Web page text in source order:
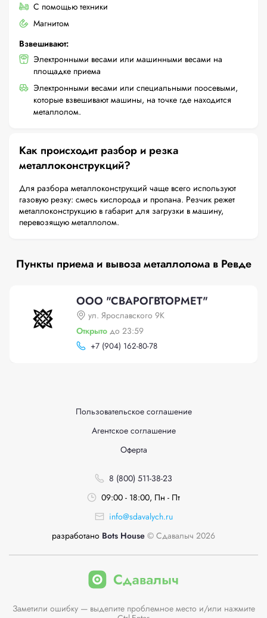
С помощью техники
Магнитом
Взвешивают:
Электронными весами или машинными весами на
площадке приема
Электронными весами или специальными поосевыми,
которые взвешивают машины, на точке где находится
металлолом.
Как происходит разбор и резка
металлоконструкций?
Для разбора металлоконструкций чаще всего используют
газовую резку: смесь кислорода и пропана. Резчик режет
металлоконструкцию в габарит для загрузки в машину,
перевозящую металлолом.
Пункты приема и вывоза металлолома в Ревде
ООО "СВАРОГВТОРМЕТ"
ул. Ярославского 9К
Открыто до 23:59
+7 (904) 162-80-78
Пользовательское соглашение
Агентское соглашение
Оферта
8 (800) 511-38-23
09:00 - 18:00, Пн - Пт
info@sdavalych.ru
разработано Bots House © Сдавалыч 2026
Заметили ошибку — выделите проблемное место и/или нажмите